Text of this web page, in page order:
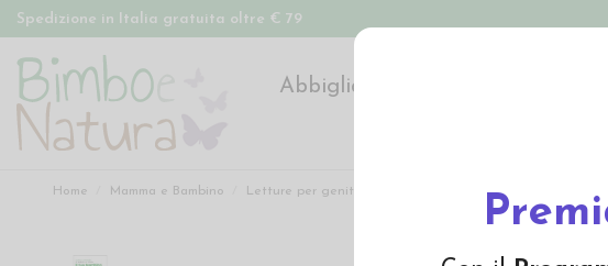
Spedizione in Italia gratuita oltre € 79
Abbigliamento
Home Mamma e Bambino Letture per genitori